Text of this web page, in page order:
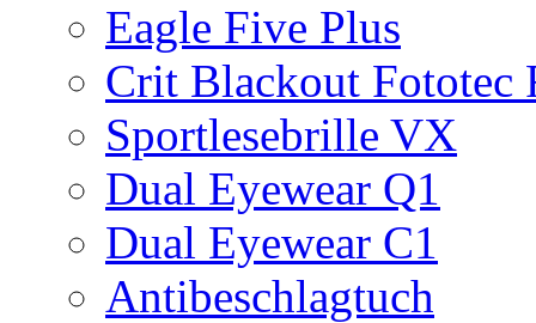
Eagle Five Plus
Crit Blackout Fototec
Sportlesebrille VX
Dual Eyewear Q1
Dual Eyewear C1
Antibeschlagtuch